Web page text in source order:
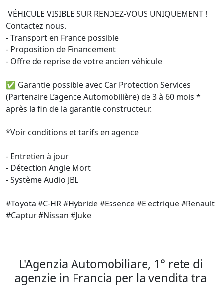
Contactez nous.
- Transport en France possible
- Proposition de Financement
- Offre de reprise de votre ancien véhicule
✅ Garantie possible avec Car Protection Services
(Partenaire L’agence Automobilière) de 3 à 60 mois *
après la fin de la garantie constructeur.
*Voir conditions et tarifs en agence
- Entretien à jour
- Détection Angle Mort
- Système Audio JBL
#Toyota #C-HR #Hybride #Essence #Electrique #Renault
#Captur #Nissan #Juke
L'Agenzia Automobiliare, 1° rete di
agenzie in Francia per la vendita tra